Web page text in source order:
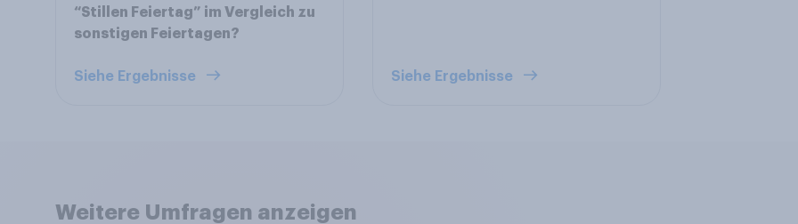
“Stillen Feiertag” im Vergleich zu
sonstigen Feiertagen?
Siehe Ergebnisse Siehe Ergebnisse
Weitere Umfragen anzeigen